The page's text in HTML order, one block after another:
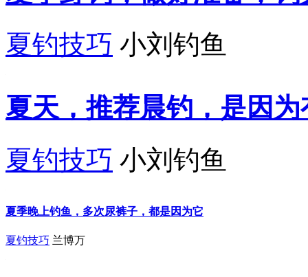
夏钓技巧 小刘钓鱼
夏天，推荐晨钓，是因
夏钓技巧 小刘钓鱼
夏季晚上钓鱼，多次尿裤子，都是因为它
夏钓技巧 兰博万